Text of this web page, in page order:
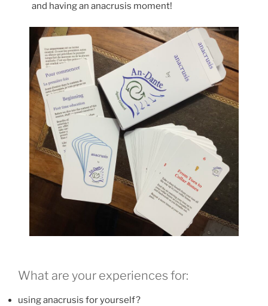
and having an anacrusis moment!
What are your experiences for:
using anacrusis for yourself?